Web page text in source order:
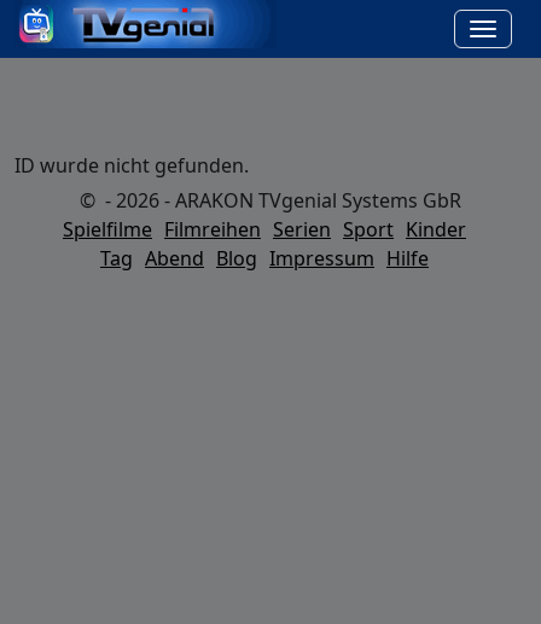
ID wurde nicht gefunden.
© - 2026 - ARAKON TVgenial Systems GbR
Spielfilme Filmreihen Serien Sport Kinder
Tag Abend Blog Impressum Hilfe